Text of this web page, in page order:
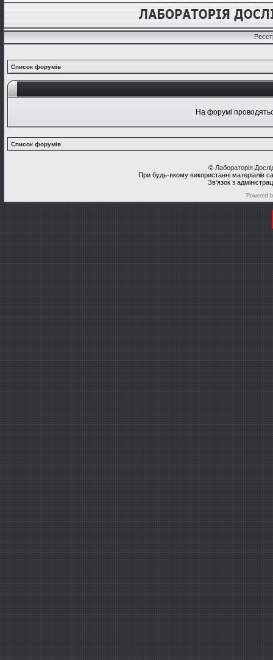
Список форумів
На форумі
Список форумів
© Лабораторія
При будь-якому використанні матеріалів
Зв'язок з
Powered